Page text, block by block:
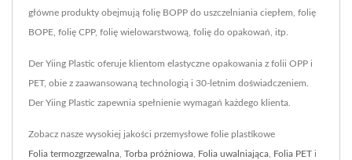
główne produkty obejmują folię BOPP do uszczelniania ciepłem, folię
BOPE, folię CPP, folię wielowarstwową, folię do opakowań, itp.
Der Yiing Plastic oferuje klientom elastyczne opakowania z folii OPP i
PET, obie z zaawansowaną technologią i 30-letnim doświadczeniem.
Der Yiing Plastic zapewnia spełnienie wymagań każdego klienta.
Zobacz nasze wysokiej jakości przemysłowe folie plastikowe
Folia termozgrzewalna Torba próżniowa Folia uwalniająca Folia PET i